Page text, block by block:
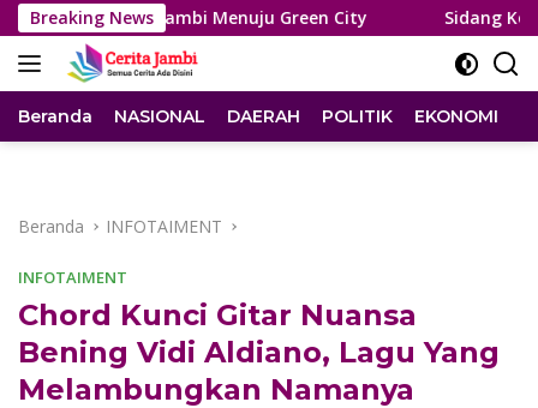
Langsung
ke
konten
Breaking News
Kota Jambi Menuju Green City Sidang Korupsi
Beranda NASIONAL DAERAH POLITIK EKONOMI
Beranda INFOTAIMENT
INFOTAIMENT
Chord Kunci Gitar Nuansa
Bening Vidi Aldiano, Lagu Yang
Melambungkan Namanya